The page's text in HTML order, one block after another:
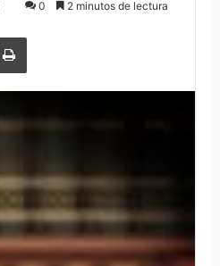
0 2 minutos de lectura